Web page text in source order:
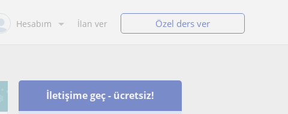
Hesabım İlan ver Özel ders ver
İletişime geç - ücretsiz!